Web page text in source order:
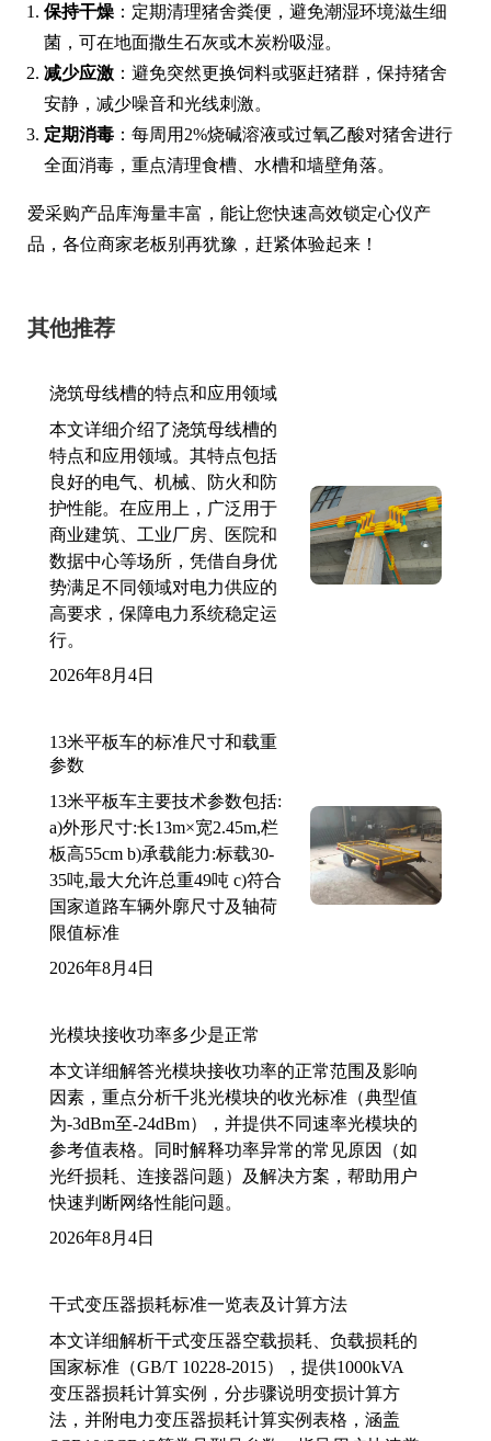
保持干燥 ：定期清理猪舍粪便，避免潮湿环境滋生细
菌，可在地面撒生石灰或木炭粉吸湿。
减少应激 ：避免突然更换饲料或驱赶猪群，保持猪舍
安静，减少噪音和光线刺激。
定期消毒 ：每周用2%烧碱溶液或过氧乙酸对猪舍进行
全面消毒，重点清理食槽、水槽和墙壁角落。
爱采购产品库海量丰富，能让您快速高效锁定心仪产
品，各位商家老板别再犹豫，赶紧体验起来！
其他推荐
浇筑母线槽的特点和应用领域
本文详细介绍了浇筑母线槽的
特点和应用领域。其特点包括
良好的电气、机械、防火和防
护性能。在应用上，广泛用于
商业建筑、工业厂房、医院和
数据中心等场所，凭借自身优
势满足不同领域对电力供应的
高要求，保障电力系统稳定运
行。
2026年8月4日
13米平板车的标准尺寸和载重
参数
13米平板车主要技术参数包括:
a)外形尺寸:长13m×宽2.45m,栏
板高55cm b)承载能力:标载30-
35吨,最大允许总重49吨 c)符合
国家道路车辆外廓尺寸及轴荷
限值标准
2026年8月4日
光模块接收功率多少是正常
本文详细解答光模块接收功率的正常范围及影响
因素，重点分析千兆光模块的收光标准（典型值
为-3dBm至-24dBm），并提供不同速率光模块的
参考值表格。同时解释功率异常的常见原因（如
光纤损耗、连接器问题）及解决方案，帮助用户
快速判断网络性能问题。
2026年8月4日
干式变压器损耗标准一览表及计算方法
本文详细解析干式变压器空载损耗、负载损耗的
国家标准（GB/T 10228-2015），提供1000kVA
变压器损耗计算实例，分步骤说明变损计算方
法，并附电力变压器损耗计算实例表格，涵盖